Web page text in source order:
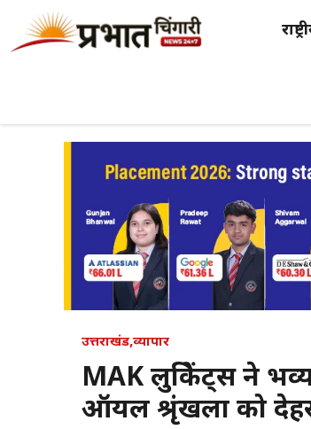
उत्तराखंड,व्यापार
MAK लुब्रिकेंट्स ने
ऑयल श्रृंखला को